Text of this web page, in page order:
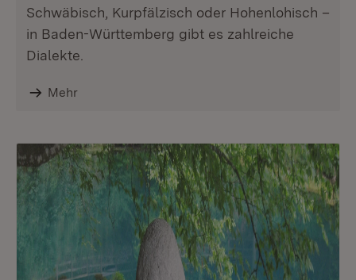
Schwäbisch, Kurpfälzisch oder Hohenlohisch –
in Baden-Württemberg gibt es zahlreiche
Dialekte.
Mehr